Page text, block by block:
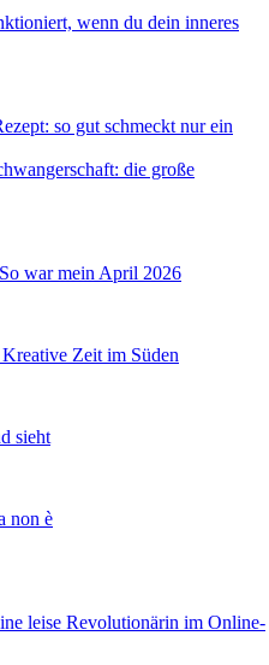
wenn du dein inneres
so gut schmeckt nur ein
die große
war mein April 2026
Zeit im Süden
sieht
non è
leise Revolutionärin im Online-